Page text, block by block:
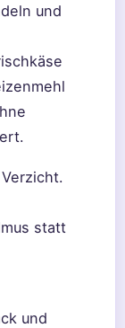
und
statt
und